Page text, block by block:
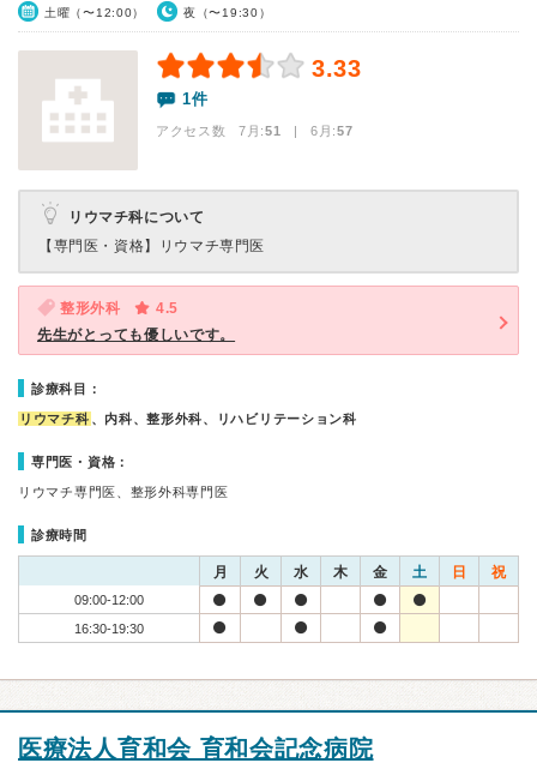
土曜（〜12:00） 夜（〜19:30）
3.33
1件
アクセス数 7月:51 | 6月:57
リウマチ科について
【専門医・資格】
リウマチ専門医
整形外科
4.5
先生がとっても優しいです。
診療科目：
リウマチ科 、内科、整形外科、リハビリテーション科
専門医・資格：
リウマチ専門医、整形外科専門医
診療時間
月 火 水 木 金 土 日 祝
09:00-12:00
16:30-19:30
医療法人育和会 育和会記念病院